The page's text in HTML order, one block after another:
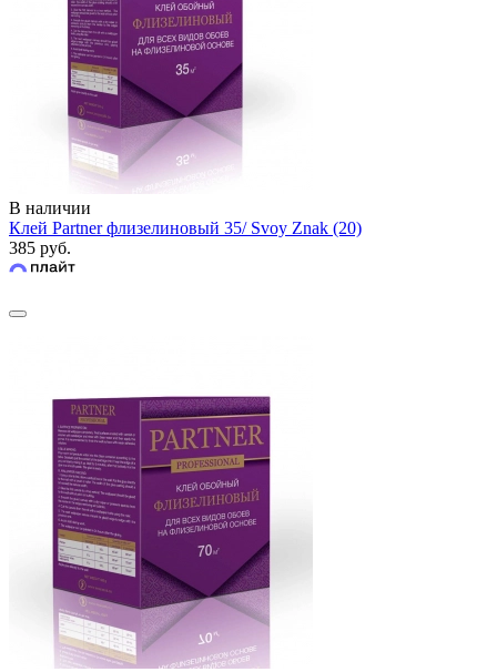
В наличии
Клей Partner флизелиновый 35/ Svoy Znak (20)
385 руб.